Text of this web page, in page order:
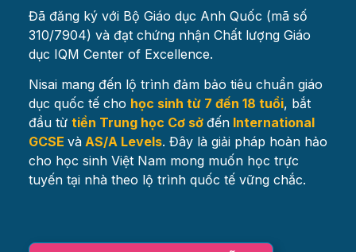
Đã đăng ký với Bộ Giáo dục Anh Quốc (mã số
310/7904) và đạt chứng nhận Chất lượng Giáo
dục IQM Center of Excellence.
Nisai mang đến lộ trình đảm bảo tiêu chuẩn giáo
dục quốc tế cho học sinh từ 7 đến 18 tuổi, bắt
đầu từ tiền Trung học Cơ sở đếnInternational
GCSE vàAS/A Levels. Đây là giải pháp hoàn hảo
cho học sinh Việt Nam mong muốn học trực
tuyến tại nhà theo lộ trình quốc tế vững chắc.